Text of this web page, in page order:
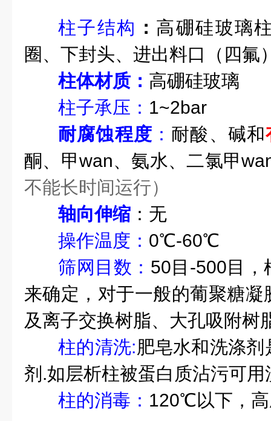
柱子结构 ： 高硼硅玻璃
圈、下封头、进出料口（四氟
柱体材质： 高硼硅玻璃
柱子承压： 1~2bar
耐腐蚀程度 ： 耐酸、碱和
酮、甲wan、氨水、二氯甲
不能长时间运行）
轴向伸缩 ：无
操作温度： 0℃-60℃
筛网目数： 50目 -500目，
来确定，对于一般的葡聚糖
及离子交换树脂、大孔吸附树
柱的清洗:肥皂水和洗涤
剂 .如层析柱被蛋白质沾污可用
柱的消毒： 120℃以下，